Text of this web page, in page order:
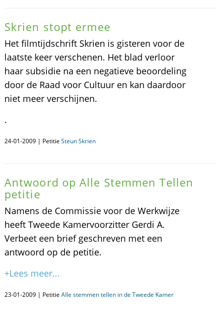
Skrien stopt ermee
Het filmtijdschrift Skrien is gisteren voor de
laatste keer verschenen. Het blad verloor
haar subsidie na een negatieve beoordeling
door de Raad voor Cultuur en kan daardoor
niet meer verschijnen.
.
24-01-2009 | Petitie Steun Skrien
Antwoord op Alle Stemmen Tellen
petitie
Namens de Commissie voor de Werkwijze
heeft Tweede Kamervoorzitter Gerdi A.
Verbeet een brief geschreven met een
antwoord op de petitie.
+Lees meer...
23-01-2009 | Petitie Alle stemmen tellen in de Tweede Kamer